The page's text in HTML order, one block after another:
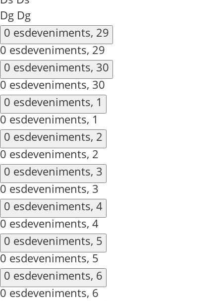
Dg Dg
0 esdeveniments, 29
0 esdeveniments, 29
0 esdeveniments, 30
0 esdeveniments, 30
0 esdeveniments, 1
0 esdeveniments, 1
0 esdeveniments, 2
0 esdeveniments, 2
0 esdeveniments, 3
0 esdeveniments, 3
0 esdeveniments, 4
0 esdeveniments, 4
0 esdeveniments, 5
0 esdeveniments, 5
0 esdeveniments, 6
0 esdeveniments, 6